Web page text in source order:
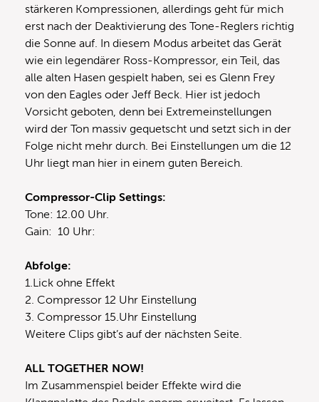
stärkeren Kompressionen, allerdings geht für mich
erst nach der Deaktivierung des Tone-Reglers richtig
die Sonne auf. In diesem Modus arbeitet das Gerät
wie ein legendärer Ross-Kompressor, ein Teil, das
alle alten Hasen gespielt haben, sei es Glenn Frey
von den Eagles oder Jeff Beck. Hier ist jedoch
Vorsicht geboten, denn bei Extremeinstellungen
wird der Ton massiv gequetscht und setzt sich in der
Folge nicht mehr durch. Bei Einstellungen um die 12
Uhr liegt man hier in einem guten Bereich.
Compressor-Clip Settings:
Tone: 12.00 Uhr.
Gain: 10 Uhr:
Abfolge:
1.Lick ohne Effekt
2. Compressor 12 Uhr Einstellung
3. Compressor 15.Uhr Einstellung
Weitere Clips gibt’s auf der nächsten Seite.
ALL TOGETHER NOW!
Im Zusammenspiel beider Effekte wird die